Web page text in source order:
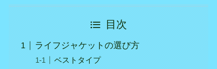
目次
ライフジャケットの選び方
ベストタイプ